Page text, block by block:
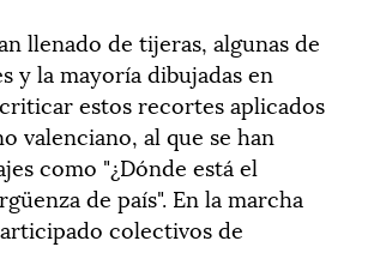
llenado de tijeras, algunas de
y la mayoría dibujadas en
estos recortes aplicados
valenciano, al que se han
como "¿Dónde está el
de país". En la marcha
colectivos de